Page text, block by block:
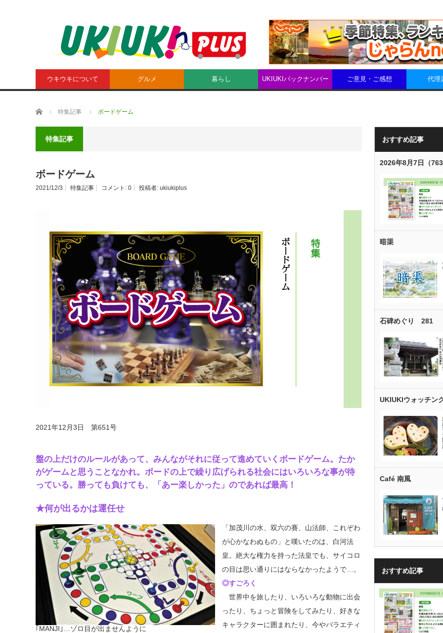
ウキウキについて グルメ 暮らし UKIUKIバックナンバー ご意見・ご感想 代理
ホーム 特集記事 ボードゲーム
特集記事
ボードゲーム
2021/12/3 特集記事 コメント: 0 投稿者: ukiukiplus
2021年12月3日 第651号
盤の上だけのルールがあって、みんながそれに従って進めていくボードゲーム。たか
がゲームと思うことなかれ。ボードの上で繰り広げられる社会にはいろいろな事が待
っている。勝っても負けても、「あー楽しかった」のであれば最高！
★何が出るかは運任せ
｢MANJI｣…ゾロ目が出ませんように
「加茂川の水、双六の賽、山法師、これぞわ
が心かなわぬもの」と嘆いたのは、白河法
皇。絶大な権力を持った法皇でも、サイコロ
の目は思い通りにはならなかったようで…。
◎すごろく
世界中を旅したり、いろいろな動物に出会
ったり、ちょっと冒険をしてみたり、好きな
キャラクターに囲まれたり、今やバラエティ
おすすめ記事
2026年8月7日（763
暗渠
石碑めぐり 281
UKIUKIウォッチン
Café 南風
おすすめ記事